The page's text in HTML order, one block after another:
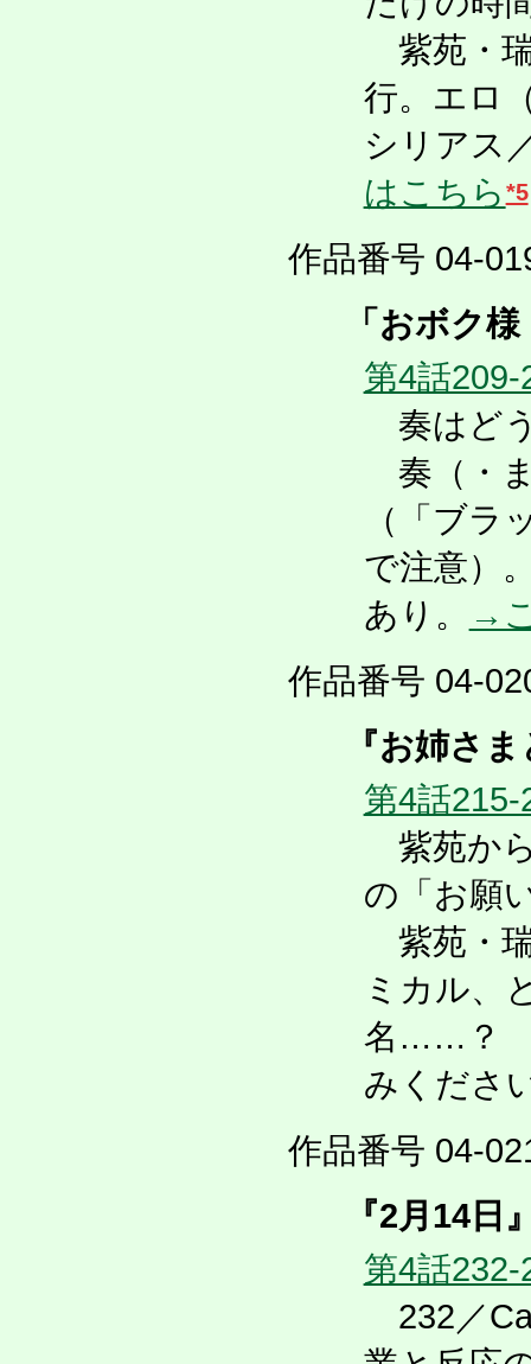
紫苑・
行。エロ
シリアス
はこちら *5
作品番号 04-
「おボク
第4話209-
奏はど
奏（・
（「ブラ
で注意）
あり。
→
作品番号 04-
『お姉さ
第4話215-
紫苑か
の「お願
紫苑・
ミカル、
名……？
みくださ
作品番号 04-
『2月14日
第4話232-
232／